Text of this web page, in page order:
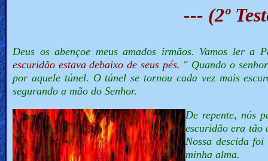
--- (2º
Deus os abençoe meus amados irmãos. Vamos ler a
escuridão estava debaixo de seus pés. " Quando o
por aquele túnel. O túnel se tornou cada vez mais
segurando a mão do Senhor.
De repente, nós
escuridão era tão
Nossa descida
minha alma.